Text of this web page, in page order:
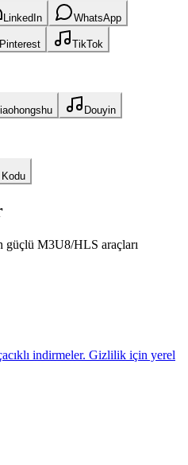
LinkedIn WhatsApp
Pinterest TikTok
Douyin
güçlü M3U8/HLS araçları
indirmeler. Gizlilik için yerel